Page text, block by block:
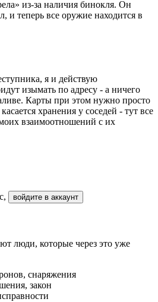
из-за наличия бинокля. Он
и теперь все оружие находится в
я и действую
изымать по адресу - а ничего
Карты при этом нужно просто
хранения у соседей - тут все
взаимоотношений с их
войдите в аккаунт
люди, которые через это уже
снаряжения
закон